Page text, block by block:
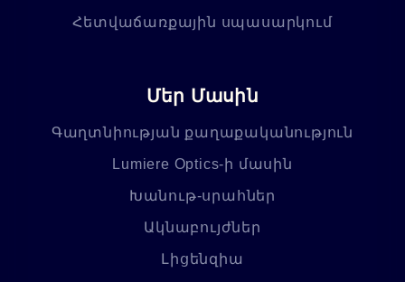
Հետվաճառքային սպասարկում
Մեր Մասին
Գաղտնիության քաղաքականություն
Lumiere Optics-ի մասին
Խանութ-սրահներ
Ակնաբույժներ
Լիցենզիա